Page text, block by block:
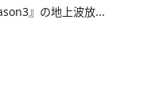
』の地上波放...